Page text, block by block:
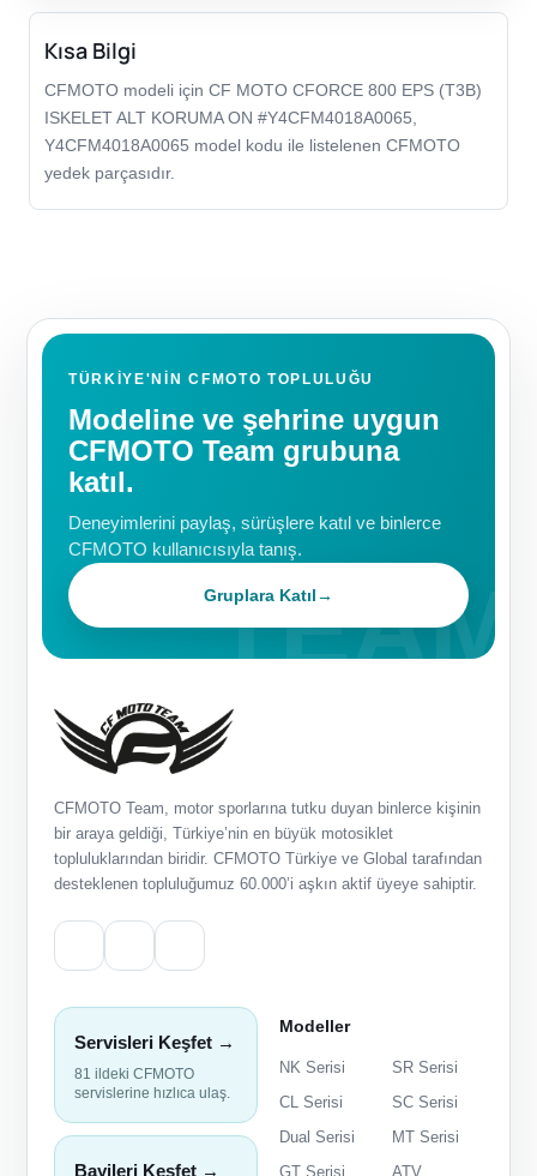
Kısa Bilgi
CFMOTO modeli için CF MOTO CFORCE 800 EPS (T3B)
ISKELET ALT KORUMA ON #Y4CFM4018A0065,
Y4CFM4018A0065 model kodu ile listelenen CFMOTO
yedek parçasıdır.
TÜRKIYE'NIN CFMOTO TOPLULUĞU
Modeline ve şehrine uygun
CFMOTO Team grubuna
katıl.
Deneyimlerini paylaş, sürüşlere katıl ve binlerce
CFMOTO kullanıcısıyla tanış.
Gruplara Katıl→
CFMOTO Team, motor sporlarına tutku duyan binlerce kişinin
bir araya geldiği, Türkiye’nin en büyük motosiklet
topluluklarından biridir. CFMOTO Türkiye ve Global tarafından
desteklenen topluluğumuz 60.000’i aşkın aktif üyeye sahiptir.
Servisleri Keşfet →
81 ildeki CFMOTO
servislerine hızlıca ulaş.
Bayileri Keşfet →
Modeller
NK Serisi
SR Serisi
CL Serisi
SC Serisi
Dual Serisi
MT Serisi
GT Serisi
ATV